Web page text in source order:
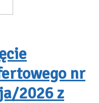
nr
2026 z